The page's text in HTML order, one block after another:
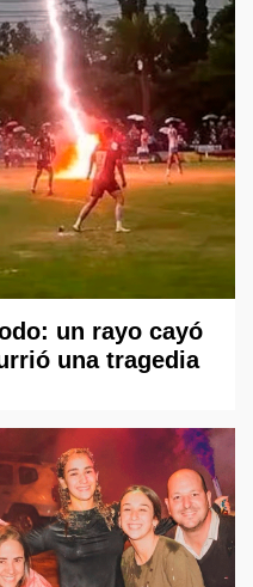
un rayo cayó
una tragedia